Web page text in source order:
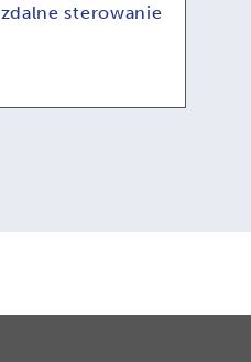
zdalne sterowanie